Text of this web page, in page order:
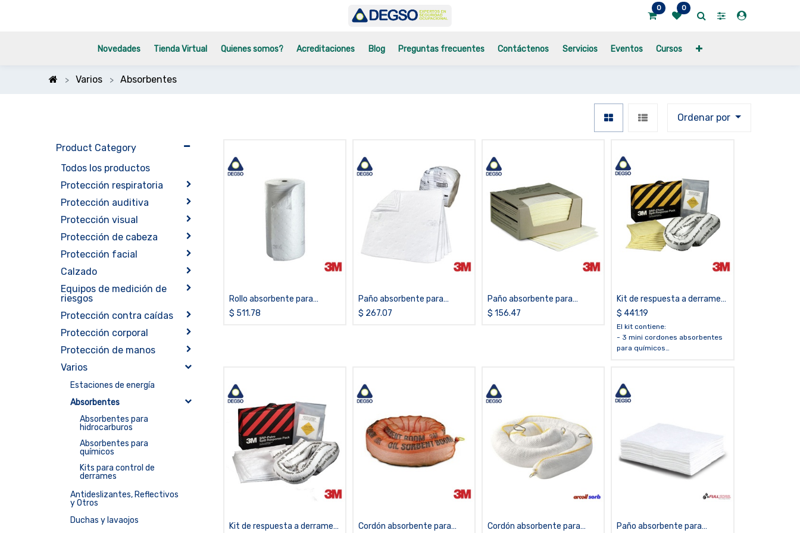
0 0
Novedades Tienda Virtual Quienes somos? Acreditaciones Blog Preguntas frecuentes Contáctenos Servicios Eventos Cursos
Varios Absorbentes
Ordenar por
Product Category
Todos los productos
Protección respiratoria
Protección auditiva
Protección visual
Protección de cabeza
Protección facial
Calzado
Equipos de medición de
riesgos
Protección contra caídas
Protección corporal
Protección de manos
Varios
Estaciones de energía
Absorbentes
Absorbentes para
hidrocarburos
Absorbentes para
químicos
Kits para control de
derrames
Antideslizantes, Reflectivos
y Otros
Duchas y lavaojos
Rollo absorbente para
hidrocarburos 3M™ HP-100
$ 511.78
Paño absorbente para
hidrocarburos 3M™ HP-156
$ 267.07
Paño absorbente para
químicos 3M™ P-110 (caja de
$ 156.47
Kit de respuesta a derrames
químicos 3M™ SRP-CHEM
$ 441.19
El kit contiene:
- 3 mini cordones absorbentes
para químicos
temporal
- 1 caja de cartón para
utilizada como señalización de
Kit de respuesta a derrames
Cordón absorbente para
Cordón absorbente para
Paño absorbente para